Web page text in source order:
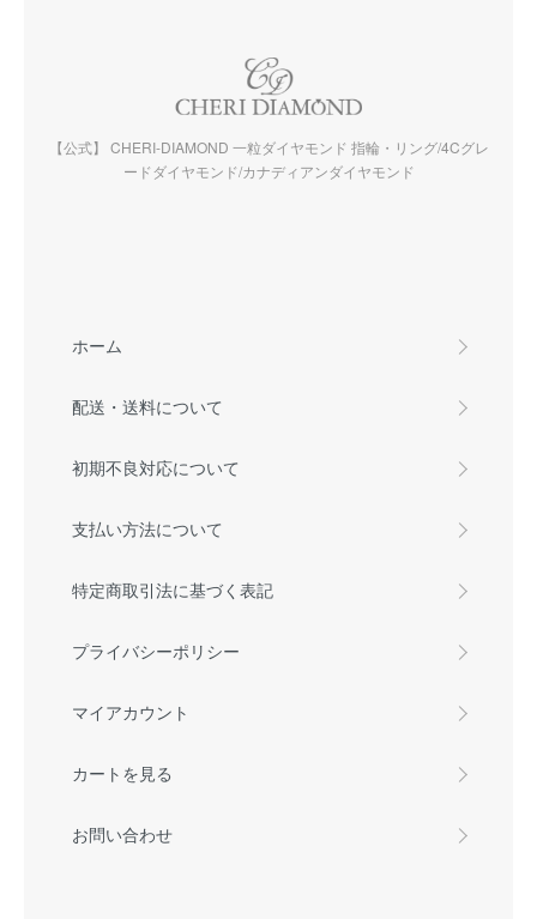
【公式】 CHERI-DIAMOND 一粒ダイヤモンド 指輪・リング/4Cグレ
ードダイヤモンド/カナディアンダイヤモンド
ホーム
配送・送料について
初期不良対応について
支払い方法について
特定商取引法に基づく表記
プライバシーポリシー
マイアカウント
カートを見る
お問い合わせ